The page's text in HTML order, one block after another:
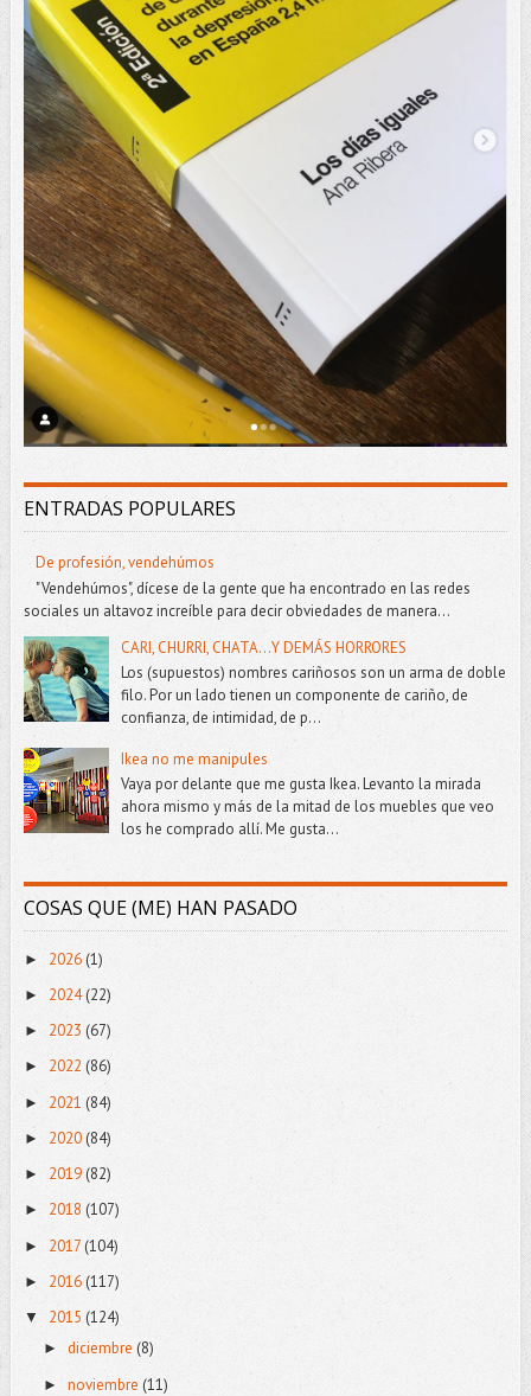
ENTRADAS POPULARES
De profesión, vendehúmos
"Vendehúmos", dícese de la gente que ha encontrado en las redes
sociales un altavoz increíble para decir obviedades de manera...
CARI, CHURRI, CHATA...Y DEMÁS HORRORES
Los (supuestos) nombres cariñosos son un arma de doble
filo. Por un lado tienen un componente de cariño, de
confianza, de intimidad, de p...
Ikea no me manipules
Vaya por delante que me gusta Ikea. Levanto la mirada
ahora mismo y más de la mitad de los muebles que veo
los he comprado allí. Me gusta...
COSAS QUE (ME) HAN PASADO
► 2026 (1)
► 2024(22)
► 2023 (67)
► 2022 (86)
► 2021 (84)
► 2020 (84)
► 2019(82)
► 2018 (107)
► 2017(104)
► 2016(117)
▼ 2015 (124)
► diciembre (8)
► noviembre (11)